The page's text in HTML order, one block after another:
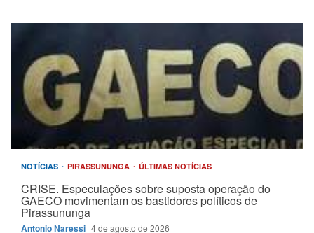
NOTÍCIAS PIRASSUNUNGA ÚLTIMAS NOTÍCIAS
CRISE. Especulações sobre suposta operação do
GAECO movimentam os bastidores políticos de
Pirassununga
Antonio Naressi 4 de agosto de 2026